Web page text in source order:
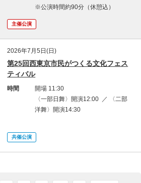
※公演時間約90分（休憩込）
主催公演
2026年7月5日(日)
第25回西東京市民がつくる文化フェス
ティバル
時間
開場 11:30
〈一部日舞〉開演12:00 ／ 〈二部
洋舞〉開演14:30
共催公演